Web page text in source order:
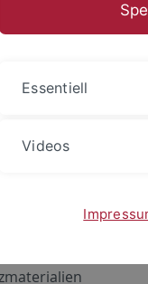
Netzwerk
Essentiell
Videos